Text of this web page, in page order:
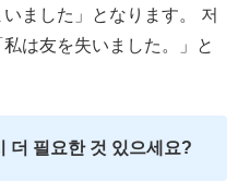
ました」となります。 저
は友を失いました。」と
더 필요한 것 있으세요?